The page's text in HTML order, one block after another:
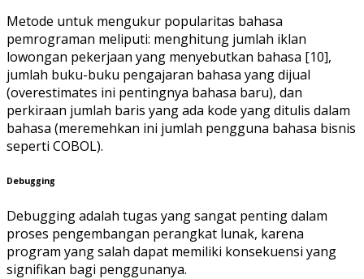
Metode untuk mengukur popularitas bahasa
pemrograman meliputi: menghitung jumlah iklan
lowongan pekerjaan yang menyebutkan bahasa [10],
jumlah buku-buku pengajaran bahasa yang dijual
(overestimates ini pentingnya bahasa baru), dan
perkiraan jumlah baris yang ada kode yang ditulis dalam
bahasa (meremehkan ini jumlah pengguna bahasa bisnis
seperti COBOL).
Debugging
Debugging adalah tugas yang sangat penting dalam
proses pengembangan perangkat lunak, karena
program yang salah dapat memiliki konsekuensi yang
signifikan bagi penggunanya.